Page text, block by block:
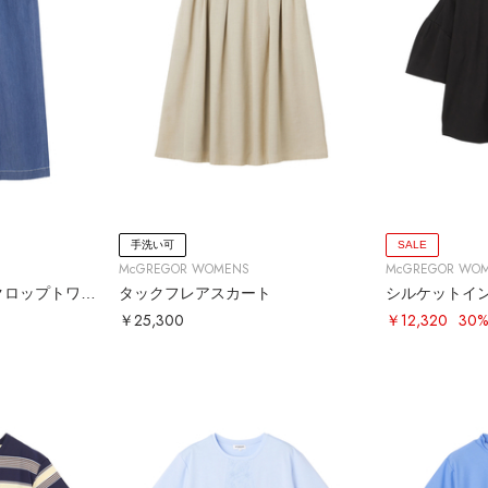
手洗い可
McGREGOR WOMENS
タックフレアスカート
￥25,300
SALE
McGREGOR
シルケットイ
￥12,320